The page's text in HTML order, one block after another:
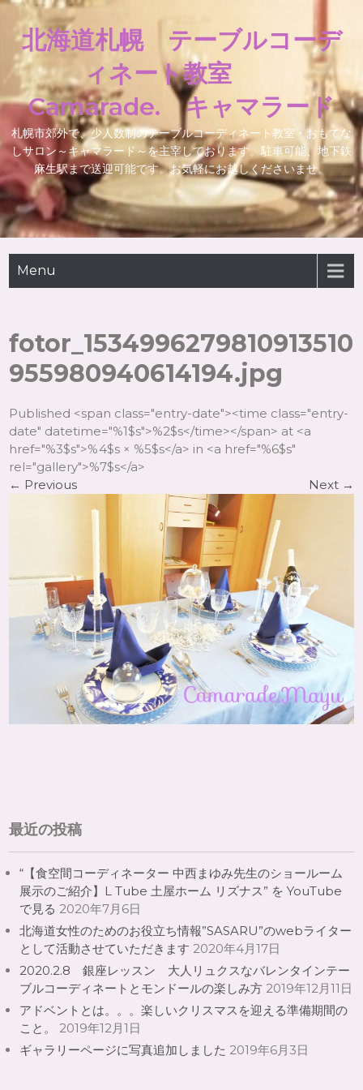
北海道札幌 テーブルコーデ
ィネート教室
Camarade. キャマラード
札幌市郊外で、少人数制のテーブルコーディネート教室・おもてな
しサロン～キャマラード～を主宰しております。駐車可能、地下鉄
麻生駅まで送迎可能です。お気軽にお越しくださいませ。
Menu
fotor_1534996279810913510
955980940614194.jpg
Published <span class="entry-date"><time class="entry-
date" datetime="%1$s">%2$s</time></span> at <a
href="%3$s">%4$s × %5$s</a> in <a href="%6$s"
rel="gallery">%7$s</a>
← Previous Next →
最近の投稿
“【食空間コーディネーター 中西まゆみ先生のショールーム
展示のご紹介】L Tube 土屋ホーム リズナス” を YouTube
で見る 2020年7月6日
北海道女性のためのお役立ち情報”SASARU”のwebライター
として活動させていただきます 2020年4月17日
2020.2.8 銀座レッスン 大人リュクスなバレンタインテー
ブルコーディネートとモンドールの楽しみ方 2019年12月11日
アドベントとは。。。楽しいクリスマスを迎える準備期間の
こと。
2019年12月1日
ギャラリーページに写真追加しました 2019年6月3日